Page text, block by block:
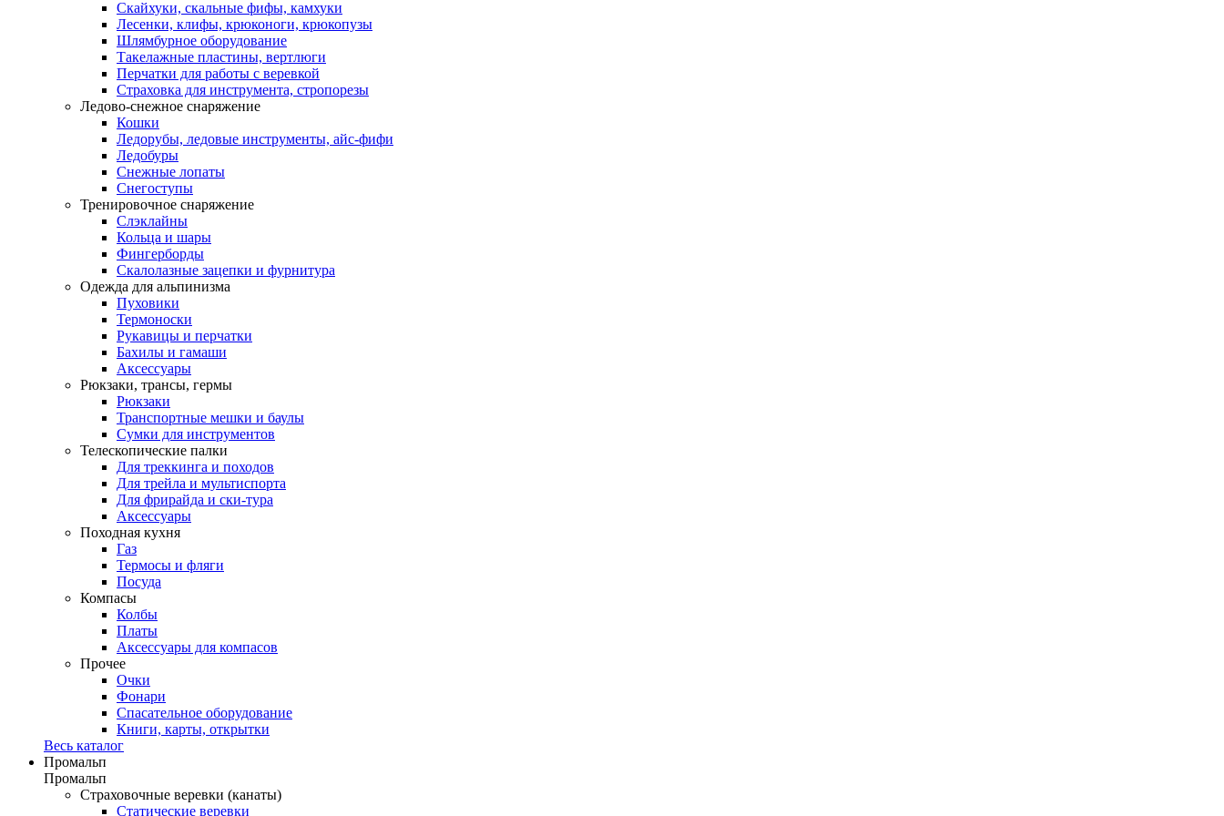
Скайхуки, скальные фифы, камхуки
Лесенки, клифы, крюконоги, крюкопузы
Шлямбурное оборудование
Такелажные пластины, вертлюги
Перчатки для работы с веревкой
Страховка для инструмента, стропорезы
Ледово-снежное снаряжение
Кошки
Ледорубы, ледовые инструменты, айс-фифи
Ледобуры
Снежные лопаты
Снегоступы
Тренировочное снаряжение
Слэклайны
Кольца и шары
Фингерборды
Скалолазные зацепки и фурнитура
Одежда для альпинизма
Пуховики
Термоноски
Рукавицы и перчатки
Бахилы и гамаши
Аксессуары
Рюкзаки, трансы, гермы
Рюкзаки
Транспортные мешки и баулы
Сумки для инструментов
Телескопические палки
Для треккинга и походов
Для трейла и мультиспорта
Для фрирайда и ски-тура
Аксессуары
Походная кухня
Газ
Термосы и фляги
Посуда
Компасы
Колбы
Платы
Аксессуары для компасов
Прочее
Очки
Фонари
Спасательное оборудование
Книги, карты, открытки
Весь каталог
Промальп
Промальп
Страховочные веревки (канаты)
Статические веревки